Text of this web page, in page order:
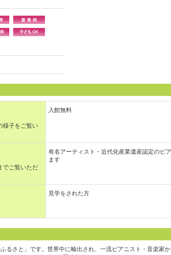
様子をご覧い
入館無料
でご覧いただ
有名アーティスト・近代化産業遺産認定のピ
ます
見学をされた方
るさと」です。世界中に輸出され、一流ピアニスト・音楽家